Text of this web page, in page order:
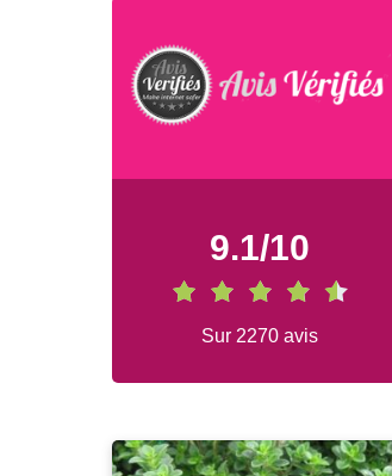
9.1/10
Sur 2270 avis